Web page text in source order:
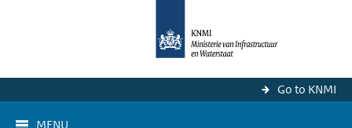
Go to KNMI
MENU